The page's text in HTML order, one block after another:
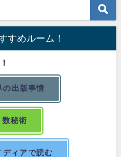
すめルーム！
の出版事情
秘術
ィアで読む